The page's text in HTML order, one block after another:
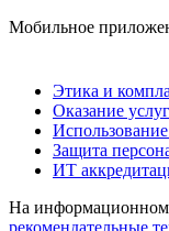
Мобильное
Этика и
Оказание услуг
Защита
ИТ
На информационном
рекомендательные